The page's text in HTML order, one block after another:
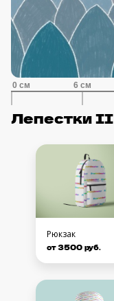
Лепестки II
Рюкзак
от 3500 руб.